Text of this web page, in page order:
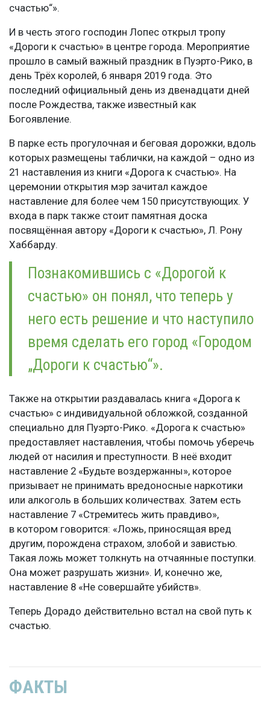
счастью“».
И в честь этого господин Лопес открыл тропу
«Дороги к счастью» в центре города. Мероприятие
прошло в самый важный праздник в Пуэрто-Рико, в
день Трёх королей, 6 января 2019 года. Это
последний официальный день из двенадцати дней
после Рождества, также известный как
Богоявление.
В парке есть прогулочная и беговая дорожки, вдоль
которых размещены таблички, на каждой – одно из
21 наставления из книги «Дорога к счастью». На
церемонии открытия мэр зачитал каждое
наставление для более чем 150 присутствующих. У
входа в парк также стоит памятная доска
посвящённая автору «Дороги к счастью», Л. Рону
Хаббарду.
Познакомившись с «Дорогой к
счастью» он понял, что теперь у
него есть решение и что наступило
время сделать его город «Городом
„Дороги к счастью“».
Также на открытии раздавалась книга «Дорога к
счастью» с индивидуальной обложкой, созданной
специально для Пуэрто-Рико. «Дорога к счастью»
предоставляет наставления, чтобы помочь уберечь
людей от насилия и преступности. В неё входит
наставление 2 «Будьте воздержанны», которое
призывает не принимать вредоносные наркотики
или алкоголь в больших количествах. Затем есть
наставление 7 «Стремитесь жить правдиво»,
в котором говорится: «Ложь, приносящая вред
другим, порождена страхом, злобой и завистью.
Такая ложь может толкнуть на отчаянные поступки.
Она может разрушать жизни». И, конечно же,
наставление 8 «Не совершайте убийств».
Теперь Дорадо действительно встал на свой путь к
счастью.
ФАКТЫ